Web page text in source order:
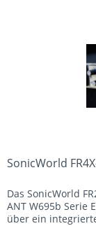
SonicWorld
Das SonicWorld
ANT W695b Serie
über ein